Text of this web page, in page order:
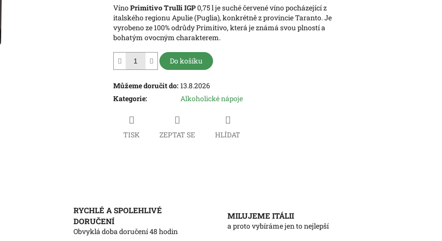
hvězdiček.
VínoPrimitivo Trulli IGP0,75 l je suché červené víno pocházející z
italského regionu Apulie (Puglia), konkrétně z provincie Taranto. Je
vyrobeno ze 100% odrůdy Primitivo, která je známá svou plností a
bohatým ovocným charakterem.
Do košíku
Můžeme doručit do: 13.8.2026
Kategorie: Alkoholické nápoje
TISK ZEPTAT SE HLÍDAT
RYCHLÉ A SPOLEHLIVÉ
DORUČENÍ
Obvyklá doba doručení 48 hodin
MILUJEME ITÁLII
a proto vybíráme jen to nejlepší